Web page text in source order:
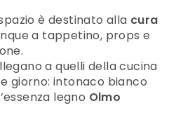
è destinato alla cura
a tappetino, props e
a quelli della cucina
giorno: intonaco bianco
legno Olmo